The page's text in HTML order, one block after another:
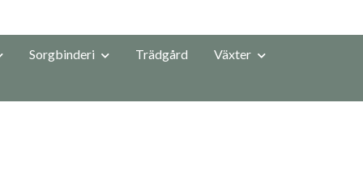
Sorgbinderi Trädgård
Växter